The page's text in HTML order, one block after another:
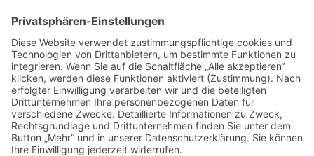
RESIDENTIAL ARCHITECTURE
CORPORATE ARCHITECTURE
PUBLIC + SOCIAL ARCHITECTURE
TICKETVERKAUF
STÄDTEBAU
INTERIOR DESIGN
BAUEN IM BESTAND
LANDSCAPE ARCHITECTURE
ÖKOLOGISCHES BAUEN
BAUEN DER ZUKUNFT!
YOUNG TALENT AWARD